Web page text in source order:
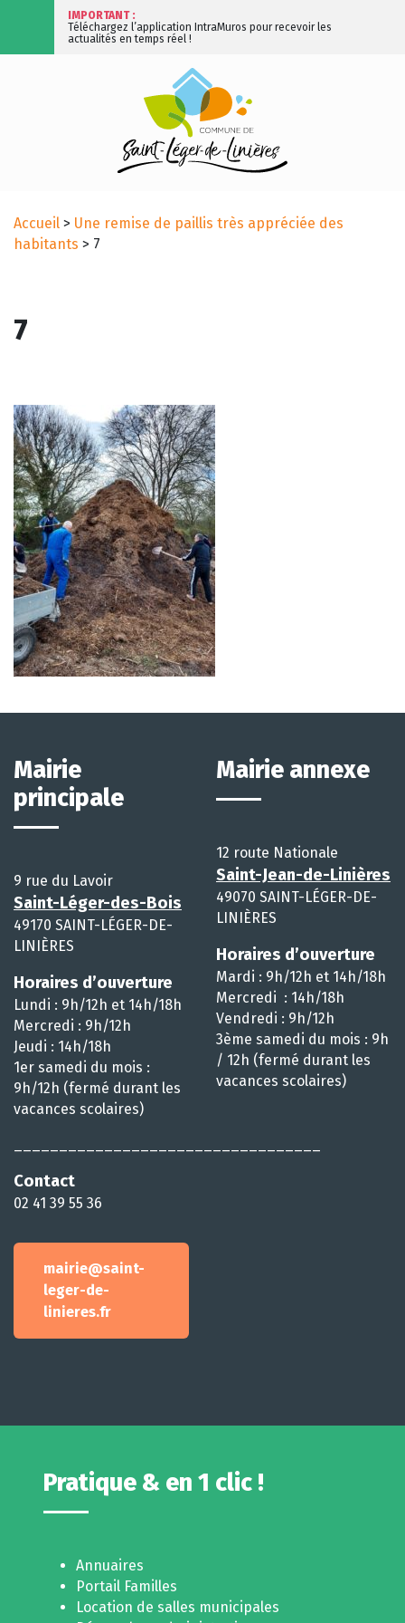
IMPORTANT :
Téléchargez l’application IntraMuros pour recevoir les
actualités en temps réel !
Accueil > Une remise de paillis très appréciée des
habitants > 7
7
Mairie
principale
9 rue du Lavoir
Saint-Léger-des-Bois
49170 SAINT-LÉGER-DE-
LINIÈRES
Horaires d’ouverture
Lundi : 9h/12h et 14h/18h
Mercredi : 9h/12h
Jeudi : 14h/18h
1er samedi du mois :
9h/12h (fermé durant les
vacances scolaires)
Contact
02 41 39 55 36
mairie@saint-
leger-de-
linieres.fr
Mairie annexe
12 route Nationale
Saint-Jean-de-Linières
49070 SAINT-LÉGER-DE-
LINIÈRES
Horaires d’ouverture
Mardi : 9h/12h et 14h/18h
Mercredi : 14h/18h
Vendredi : 9h/12h
3ème samedi du mois : 9h
/ 12h (fermé durant les
vacances scolaires)
Pratique & en 1 clic !
Annuaires
Portail Familles
Location de salles municipales